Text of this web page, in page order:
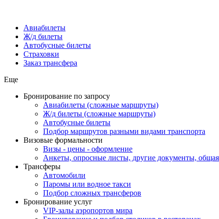
Авиабилеты
Ж/д билеты
Автобусные билеты
Страховки
Заказ трансфера
Еще
Бронирование по запросу
Авиабилеты (сложные маршруты)
Ж/д билеты (сложные маршруты)
Автобусные билеты
Подбор маршрутов разными видами транспорта
Визовые формальности
Визы - цены - оформление
Анкеты, опросные листы, другие документы,
Трансферы
Автомобили
Паромы или водное такси
Подбор сложных трансферов
Бронирование услуг
VIP-залы аэропортов мира